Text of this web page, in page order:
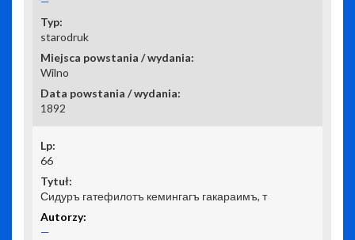
starodruk
Wilno
1892
66
Сидуръ гатефилотъ кемингагъ гакараимъ, т
—